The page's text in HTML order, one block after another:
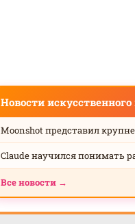
Новости
Moonshot представил
Claude научился понимать
Все новости →